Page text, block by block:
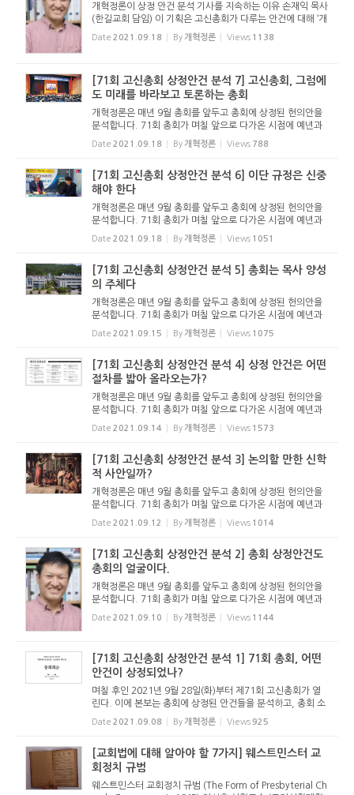
개혁정론이 상정 안건 분석 기사를 지속하는 이유 손재익 목사
(한길교회 담임) 이 기획은 고신총회가 다루는 안건에 대해 ‘개
혁주의 신학과 장로회 정치’의 관점에서 바르게 분석하는 기사
로서, 안건이 어떠한 내용인지, 어떻게 결의하는 것인지...
Date 2021.09.18 By 개혁정론 Views 1138
[71회 고신총회 상정안건 분석 7] 고신총회, 그럼에
도 미래를 바라보고 토론하는 총회
개혁정론은 매년 9월 총회를 앞두고 총회에 상정된 헌의안을
분석합니다. 71회 총회가 며칠 앞으로 다가온 시점에 예년과
마찬가지로 분석 기사를 올립니다. 이 기사를 통해 71회 총회
를 조망해 보고, 기도하는 독자들이 되시길 기대합니다. - 편집
Date 2021.09.18 By 개혁정론 Views 788
[71회 고신총회 상정안건 분석 6] 이단 규정은 신중
해야 한다
개혁정론은 매년 9월 총회를 앞두고 총회에 상정된 헌의안을
분석합니다. 71회 총회가 며칠 앞으로 다가온 시점에 예년과
마찬가지로 분석 기사를 올립니다. 이 기사를 통해 71회 총회
를 조망해 보고, 기도하는 독자들이 되시길 기대합니다. - 편집
Date 2021.09.18 By 개혁정론 Views 1051
[71회 고신총회 상정안건 분석 5] 총회는 목사 양성
의 주체다
개혁정론은 매년 9월 총회를 앞두고 총회에 상정된 헌의안을
분석합니다. 71회 총회가 며칠 앞으로 다가온 시점에 예년과
마찬가지로 분석 기사를 올립니다. 이 기사를 통해 71회 총회
를 조망해 보고, 기도하는 독자들이 되시길 기대합니다. - 편집
Date 2021.09.15 By 개혁정론 Views 1075
[71회 고신총회 상정안건 분석 4] 상정 안건은 어떤
절차를 밟아 올라오는가?
개혁정론은 매년 9월 총회를 앞두고 총회에 상정된 헌의안을
분석합니다. 71회 총회가 며칠 앞으로 다가온 시점에 예년과
마찬가지로 분석 기사를 올립니다. 이 기사를 통해 71회 총회
를 조망해 보고, 기도하는 독자들이 되시길 기대합니다. - 편집
Date 2021.09.14 By 개혁정론 Views 1573
[71회 고신총회 상정안건 분석 3] 논의할 만한 신학
적 사안일까?
개혁정론은 매년 9월 총회를 앞두고 총회에 상정된 헌의안을
분석합니다. 71회 총회가 며칠 앞으로 다가온 시점에 예년과
마찬가지로 분석 기사를 올립니다. 이 기사를 통해 71회 총회
를 조망해 보고, 기도하는 독자들이 되시길 기대합니다. - 편집
Date 2021.09.12 By 개혁정론 Views 1014
[71회 고신총회 상정안건 분석 2] 총회 상정안건도
총회의 얼굴이다.
개혁정론은 매년 9월 총회를 앞두고 총회에 상정된 헌의안을
분석합니다. 71회 총회가 며칠 앞으로 다가온 시점에 예년과
마찬가지로 분석 기사를 올립니다. 이 기사를 통해 71회 총회
를 조망해 보고, 기도하는 독자들이 되시길 기대합니다. - 편집
Date 2021.09.10 By 개혁정론 Views 1144
[71회 고신총회 상정안건 분석 1] 71회 총회, 어떤
안건이 상정되었나?
며칠 후인 2021년 9월 28일(화)부터 제71회 고신총회가 열
린다. 이에 본보는 총회에 상정된 안건들을 분석하고, 총회 소
식을 전하려고 한다. 그 첫 기사로 총회에 상정된 안건들에는
어떤 것들이 있는지를 싣는다. - 편집자 주 제71회 총회, 어떤
Date 2021.09.08 By 개혁정론 Views 925
[교회법에 대해 알아야 할 7가지] 웨스트민스터 교
회정치 규범
웨스트민스터 교회정치 규범 (The Form of Presbyterial Ch